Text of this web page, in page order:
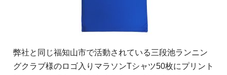
弊社と同じ福知山市で活動されている三段池ランニン
グクラブ様のロゴ入りマラソンTシャツ50枚にプリント